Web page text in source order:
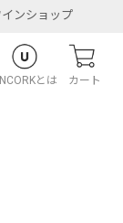
ンショップ
とは カート